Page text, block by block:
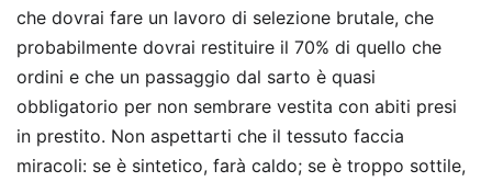
che dovrai fare un lavoro di selezione brutale, che
probabilmente dovrai restituire il 70% di quello che
ordini e che un passaggio dal sarto è quasi
obbligatorio per non sembrare vestita con abiti presi
in prestito. Non aspettarti che il tessuto faccia
miracoli: se è sintetico, farà caldo; se è troppo sottile,